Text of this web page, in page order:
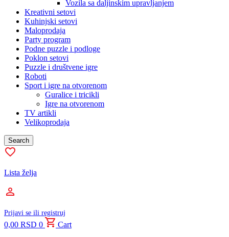
Vozila sa daljinskim upravljanjem
Kreativni setovi
Kuhinjski setovi
Maloprodaja
Party program
Podne puzzle i podloge
Poklon setovi
Puzzle i društvene igre
Roboti
Sport i igre na otvorenom
Guralice i tricikli
Igre na otvorenom
TV artikli
Velikoprodaja
Search
Lista želja
Prijavi se ili registruj
0,00 RSD 0
Cart